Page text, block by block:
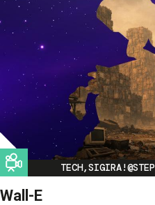
Image
TECH,SIGIRA!@STEP
Wall-E